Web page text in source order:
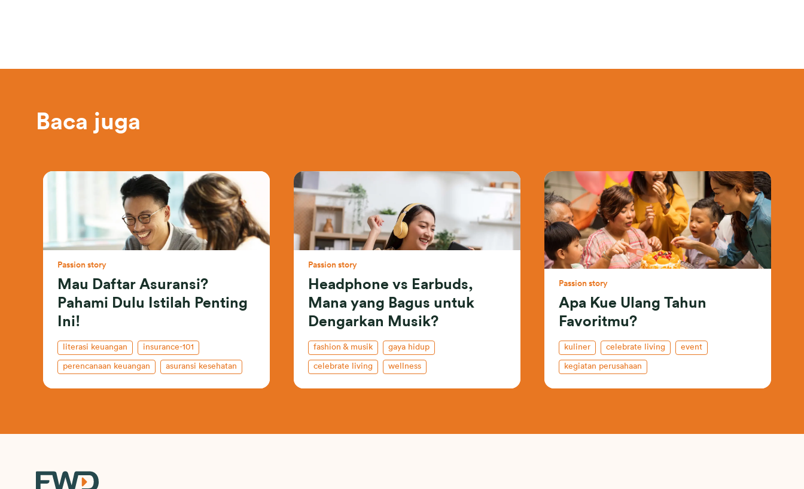
Baca juga
Passion story
Mau Daftar Asuransi?
Pahami Dulu Istilah Penting
Ini!
literasi keuangan insurance-101
perencanaan keuangan asuransi kesehatan
Passion story
Headphone vs Earbuds,
Mana yang Bagus untuk
Dengarkan Musik?
fashion & musik gaya hidup
celebrate living wellness
Passion story
Apa Kue Ulang Tahun
Favoritmu?
kuliner celebrate living event
kegiatan perusahaan